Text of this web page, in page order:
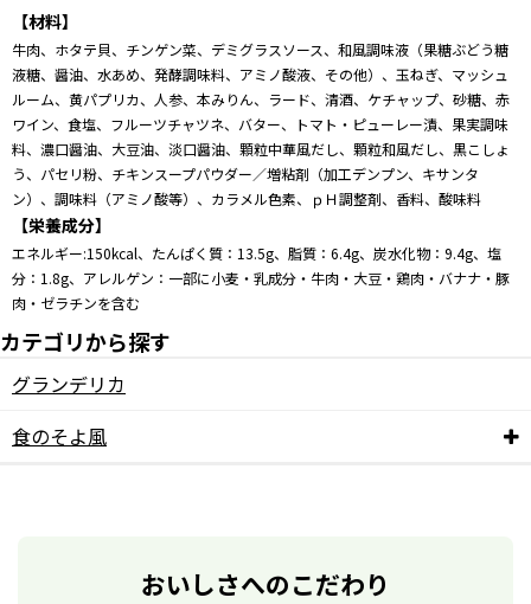
【材料】
牛肉、ホタテ貝、チンゲン菜、デミグラスソース、和風調味液（果糖ぶどう糖
液糖、醤油、水あめ、発酵調味料、アミノ酸液、その他）、玉ねぎ、マッシュ
ルーム、黄パプリカ、人参、本みりん、ラード、清酒、ケチャップ、砂糖、赤
ワイン、食塩、フルーツチャツネ、バター、トマト・ピューレー漬、果実調味
料、濃口醤油、大豆油、淡口醤油、顆粒中華風だし、顆粒和風だし、黒こしょ
う、パセリ粉、チキンスープパウダー／増粘剤（加工デンプン、キサンタ
ン）、調味料（アミノ酸等）、カラメル色素、ｐＨ調整剤、香料、酸味料
【栄養成分】
エネルギー:150kcal、たんぱく質：13.5g、脂質：6.4g、炭水化物：9.4g、塩
分：1.8g、アレルゲン：一部に小麦・乳成分・牛肉・大豆・鶏肉・バナナ・豚
肉・ゼラチンを含む
カテゴリから探す
グランデリカ
食のそよ風
おいしさへのこだわり